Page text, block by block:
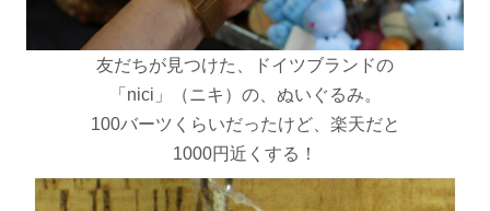
友だちが見つけた、ドイツブランドの
「nici」（ニキ）の、ぬいぐるみ。
100バーツくらいだったけど、楽天だと
1000円近くする！